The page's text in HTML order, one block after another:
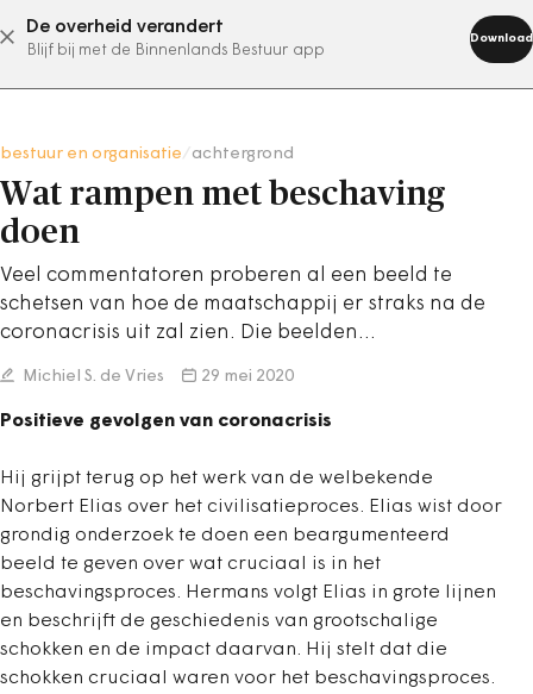
De overheid verandert
Blijf bij met de Binnenlands Bestuur app
Download
abonneer nu
bestuur en organisatie achtergrond
Wat rampen met beschaving
doen
Veel commentatoren proberen al een beeld te
schetsen van hoe de maatschappij er straks na de
coronacrisis uit zal zien. Die beelden…
Michiel S. de Vries 29 mei 2020
Positieve gevolgen van coronacrisis
Hij grijpt terug op het werk van de welbekende
Norbert Elias over het civilisatieproces. Elias wist door
grondig onderzoek te doen een beargumenteerd
beeld te geven over wat cruciaal is in het
beschavingsproces. Hermans volgt Elias in grote lijnen
en beschrijft de geschiedenis van grootschalige
schokken en de impact daarvan. Hij stelt dat die
schokken cruciaal waren voor het beschavingsproces.